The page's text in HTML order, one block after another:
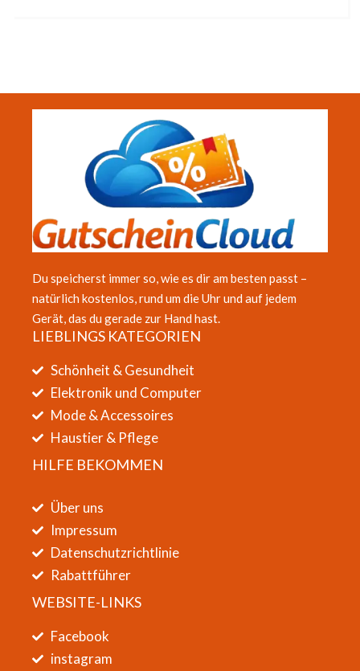
Du speicherst immer so, wie es dir am besten passt –
natürlich kostenlos, rund um die Uhr und auf jedem
Gerät, das du gerade zur Hand hast.
LIEBLINGS KATEGORIEN
Schönheit & Gesundheit
Elektronik und Computer
Mode & Accessoires
Haustier & Pflege
HILFE BEKOMMEN
Über uns
Impressum
Datenschutzrichtlinie
Rabattführer
WEBSITE-LINKS
Facebook
instagram